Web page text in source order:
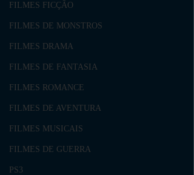
FILMES FICÇÃO
FILMES DE MONSTROS
FILMES DRAMA
FILMES DE FANTASIA
FILMES ROMANCE
FILMES DE AVENTURA
FILMES MUSICAIS
FILMES DE GUERRA
PS3